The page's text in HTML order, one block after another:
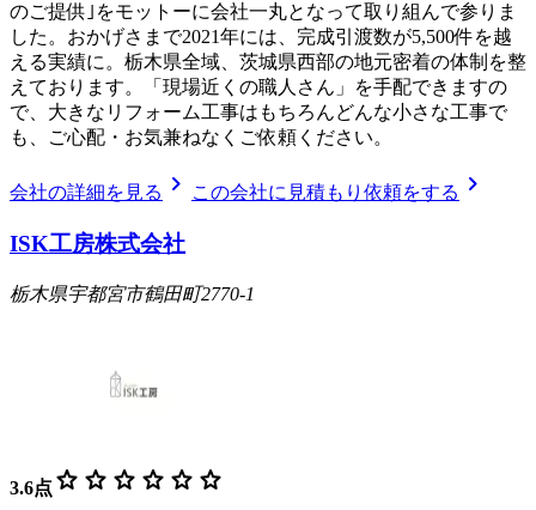
のご提供｣をモットーに会社一丸となって取り組んで参りま
した。おかげさまで2021年には、完成引渡数が5,500件を越
える実績に。栃木県全域、茨城県西部の地元密着の体制を整
えております。「現場近くの職人さん」を手配できますの
で、大きなリフォーム工事はもちろんどんな小さな工事で
も、ご心配・お気兼ねなくご依頼ください。
会社の詳細を見る chevron_right この会社に見積もり依頼をする chevron_right
ISK工房株式会社
栃木県宇都宮市鶴田町2770-1
3.6点 star star star star star star